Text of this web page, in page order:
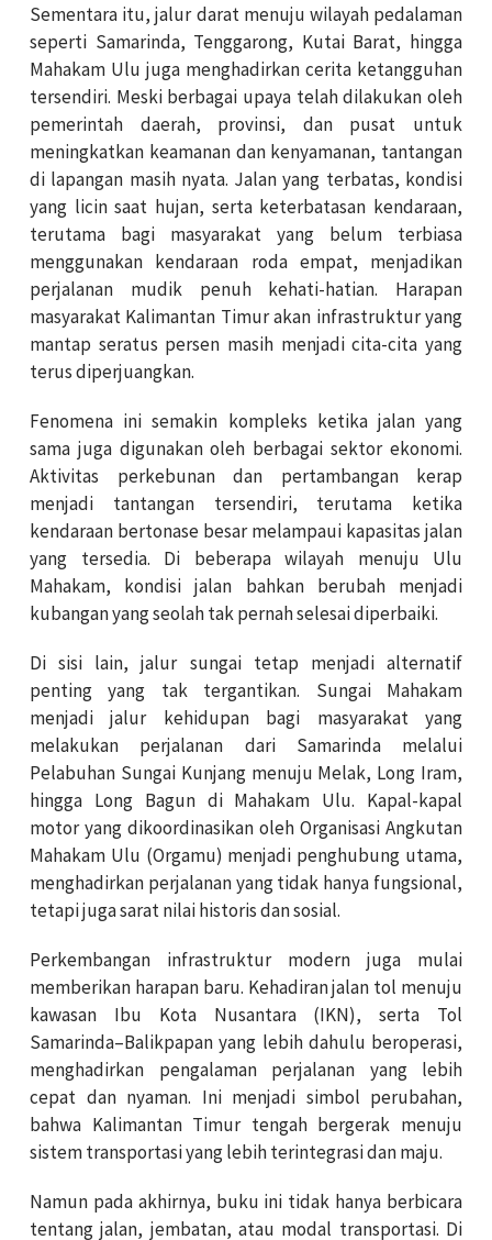
Sementara itu, jalur darat menuju wilayah pedalaman
seperti Samarinda, Tenggarong, Kutai Barat, hingga
Mahakam Ulu juga menghadirkan cerita ketangguhan
tersendiri. Meski berbagai upaya telah dilakukan oleh
pemerintah daerah, provinsi, dan pusat untuk
meningkatkan keamanan dan kenyamanan, tantangan
di lapangan masih nyata. Jalan yang terbatas, kondisi
yang licin saat hujan, serta keterbatasan kendaraan,
terutama bagi masyarakat yang belum terbiasa
menggunakan kendaraan roda empat, menjadikan
perjalanan mudik penuh kehati-hatian. Harapan
masyarakat Kalimantan Timur akan infrastruktur yang
mantap seratus persen masih menjadi cita-cita yang
terus diperjuangkan.
Fenomena ini semakin kompleks ketika jalan yang
sama juga digunakan oleh berbagai sektor ekonomi.
Aktivitas perkebunan dan pertambangan kerap
menjadi tantangan tersendiri, terutama ketika
kendaraan bertonase besar melampaui kapasitas jalan
yang tersedia. Di beberapa wilayah menuju Ulu
Mahakam, kondisi jalan bahkan berubah menjadi
kubangan yang seolah tak pernah selesai diperbaiki.
Di sisi lain, jalur sungai tetap menjadi alternatif
penting yang tak tergantikan. Sungai Mahakam
menjadi jalur kehidupan bagi masyarakat yang
melakukan perjalanan dari Samarinda melalui
Pelabuhan Sungai Kunjang menuju Melak, Long Iram,
hingga Long Bagun di Mahakam Ulu. Kapal-kapal
motor yang dikoordinasikan oleh Organisasi Angkutan
Mahakam Ulu (Orgamu) menjadi penghubung utama,
menghadirkan perjalanan yang tidak hanya fungsional,
tetapi juga sarat nilai historis dan sosial.
Perkembangan infrastruktur modern juga mulai
memberikan harapan baru. Kehadiran jalan tol menuju
kawasan Ibu Kota Nusantara (IKN), serta Tol
Samarinda–Balikpapan yang lebih dahulu beroperasi,
menghadirkan pengalaman perjalanan yang lebih
cepat dan nyaman. Ini menjadi simbol perubahan,
bahwa Kalimantan Timur tengah bergerak menuju
sistem transportasi yang lebih terintegrasi dan maju.
Namun pada akhirnya, buku ini tidak hanya berbicara
tentang jalan, jembatan, atau modal transportasi. Di